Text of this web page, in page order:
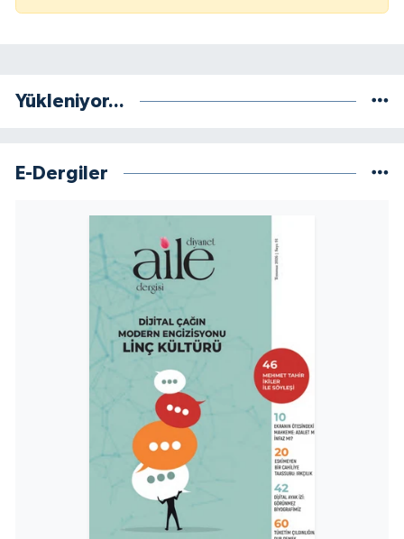
Yükleniyor...
E-Dergiler
Gümüşhane Müftülüğü
Hatay Müftülüğü
İstanbul Müftülüğü
İzmir Müftülüğü
Kahramanmaraş Müftülüğü
Karabük Müftülüğü
Karaman Müftülüğü
Kars Müftülüğü
Kastamonu Müftülüğü